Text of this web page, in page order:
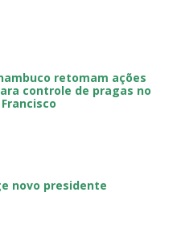
retomam ações
controle de pragas no
novo presidente